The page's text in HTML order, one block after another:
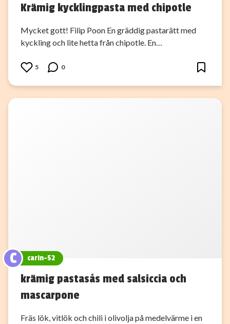
Krämig kycklingpasta med chipotle
Mycket gott! Filip Poon En gräddig pastarätt med
kyckling och lite hetta från chipotle. En…
5 0
C carin-52
krämig pastasås med salsiccia och
mascarpone
Fräs lök, vitlök och chili i olivolja på medelvärme i en